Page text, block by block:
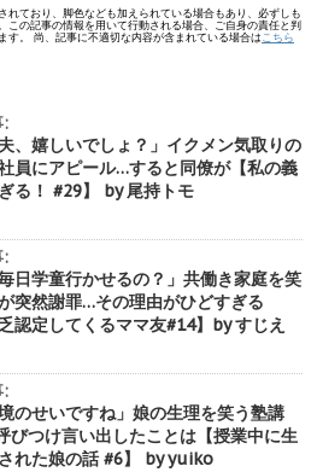
れており、脚色なども加えられている場合もあり、必ずしも
この記事の情報を用いて行動される場合、ご自身の責任と判
す。 尚、記事に不適切な内容が含まれている場合はこちら
:
夫、嬉しいでしょ？」イクメン気取りの
員にアピール…すると同僚が【私の義
る！ #29】 by 尾持トモ
:
毎日学童行かせるの？」共働き家庭を笑
突然謝罪…その理由がひどすぎる
乏認定してくるママ友#14】by すじえ
:
境のせいですね」娘の生理を笑う塾講
びつけ言い出したことは【授業中に生
れた娘の話 #6】 by yuiko